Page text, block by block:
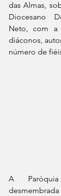
das Almas,
Diocesano
Neto, com a
diáconos,
número de
A